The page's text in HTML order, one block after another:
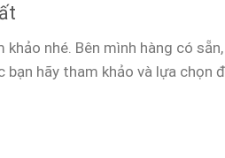
khảo nhé. Bên mình hàng có
hãy tham khảo và lựa chọn